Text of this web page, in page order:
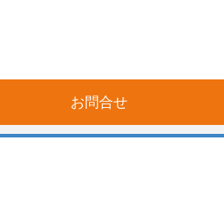
お問合せ